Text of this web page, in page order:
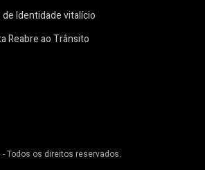
Identidade vitalício
Reabre ao Trânsito
- Todos os direitos reservados.